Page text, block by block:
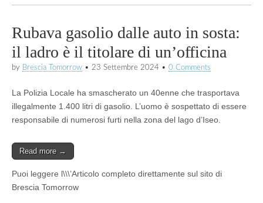
Rubava gasolio dalle auto in sosta:
il ladro è il titolare di un’officina
by Brescia Tomorrow • 23 Settembre 2024 • 0 Comments
La Polizia Locale ha smascherato un 40enne che trasportava
illegalmente 1.400 litri di gasolio. L’uomo è sospettato di essere
responsabile di numerosi furti nella zona del lago d’Iseo.
Read more →
Puoi leggere l\\\’Articolo completo direttamente sul sito di
Brescia Tomorrow